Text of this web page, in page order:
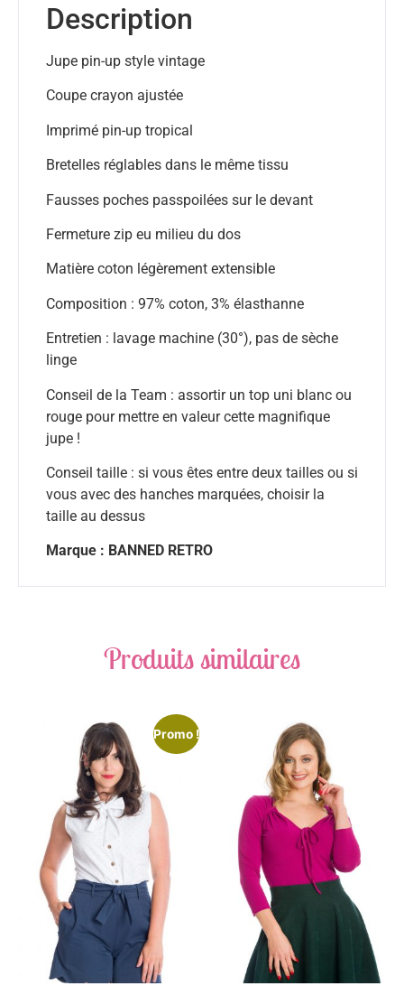
Description
Jupe pin-up style vintage
Coupe crayon ajustée
Imprimé pin-up tropical
Bretelles réglables dans le même tissu
Fausses poches passpoilées sur le devant
Fermeture zip eu milieu du dos
Matière coton légèrement extensible
Composition : 97% coton, 3% élasthanne
Entretien : lavage machine (30°), pas de sèche
linge
Conseil de la Team : assortir un top uni blanc ou
rouge pour mettre en valeur cette magnifique
jupe !
Conseil taille : si vous êtes entre deux tailles ou si
vous avec des hanches marquées, choisir la
taille au dessus
Marque : BANNED RETRO
Produits similaires
Promo !